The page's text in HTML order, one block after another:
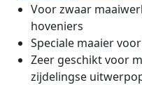
Voor zwaar
hoveniers
Speciale maaier
Zeer geschikt voor
zijdelingse